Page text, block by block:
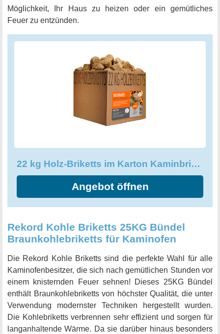
Möglichkeit, Ihr Haus zu heizen oder ein gemütliches
Feuer zu entzünden.
22 kg Holz-Briketts im Karton Kaminbriketts aus Fichtenholz
Angebot öffnen
Rekord Kohle Briketts 25KG Bündel
Braunkohlebriketts für Kaminofen
Die Rekord Kohle Briketts sind die perfekte Wahl für alle
Kaminofenbesitzer, die sich nach gemütlichen Stunden vor
einem knisternden Feuer sehnen! Dieses 25KG Bündel
enthält Braunkohlebriketts von höchster Qualität, die unter
Verwendung modernster Techniken hergestellt wurden.
Die Kohlebriketts verbrennen sehr effizient und sorgen für
langanhaltende Wärme. Da sie darüber hinaus besonders